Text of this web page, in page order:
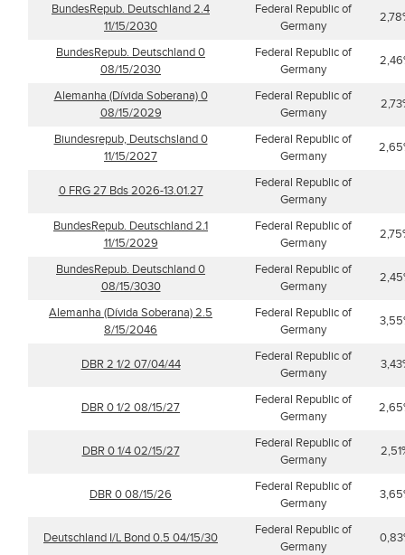
BundesRepub. Deutschland 2.4
11/15/2030
Federal Republic of
Germany
BundesRepub. Deutschland 0
08/15/2030
Federal Republic of
Germany
Alemanha (Dívida Soberana) 0
08/15/2029
Federal Republic of
Germany
Biundesrepub, Deutschsland 0
11/15/2027
Federal Republic of
Germany
0 FRG 27 Bds 2026-13.01.27
Federal Republic of
Germany
BundesRepub. Deutschland 2.1
11/15/2029
Federal Republic of
Germany
BundesRepub. Deutschland 0
08/15/3030
Federal Republic of
Germany
Alemanha (Dívida Soberana) 2.5
8/15/2046
Federal Republic of
Germany
DBR 2 1/2 07/04/44
Federal Republic of
Germany
DBR 0 1/2 08/15/27
Federal Republic of
Germany
DBR 0 1/4 02/15/27
Federal Republic of
Germany
DBR 0 08/15/26
Federal Republic of
Germany
Deutschland I/L Bond 0.5 04/15/30
Federal Republic of
Germany